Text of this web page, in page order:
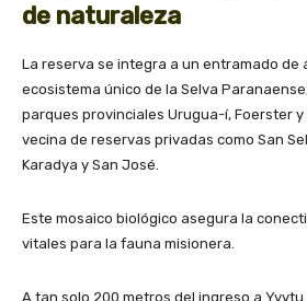
de naturaleza
La reserva se integra a un entramado de
ecosistema único de la Selva
parques provinciales Urugua-í, Foerster y
vecina de reservas privadas como San
Karadya y San José.
Este mosaico biológico asegura la
vitales para la fauna misionera.
A tan solo 200 metros del ingreso a